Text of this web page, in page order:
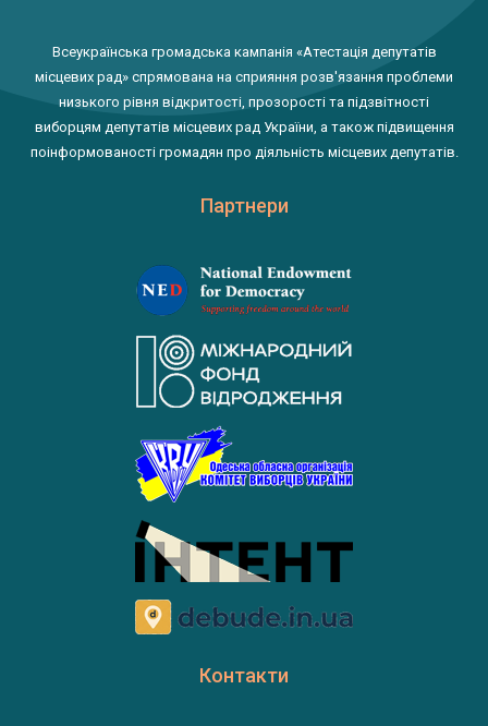
Всеукраїнська громадська кампанія «Атестація депутатів
місцевих рад» спрямована на сприяння розв'язання проблеми
низького рівня відкритості, прозорості та підзвітності
виборцям депутатів місцевих рад України, а також підвищення
поінформованості громадян про діяльність місцевих депутатів.
Партнери
Контакти